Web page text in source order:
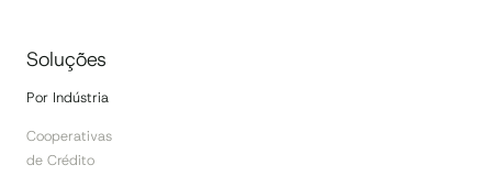
Soluções
Por Indústria
Cooperativas
de Crédito